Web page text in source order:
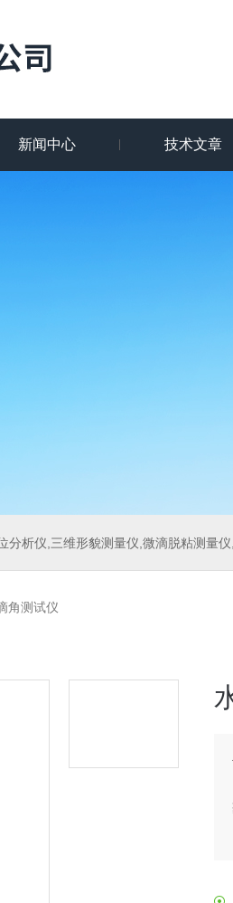
新闻中心 技术文章
,微滴脱粘测量仪,扩张流变测量仪,刀具测量仪,多
角测试仪